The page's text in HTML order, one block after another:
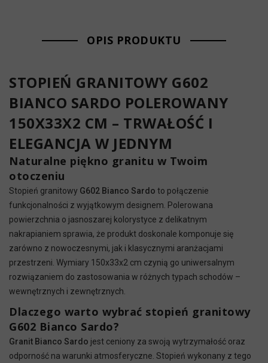
OPIS PRODUKTU
STOPIEŃ GRANITOWY G602
BIANCO SARDO POLEROWANY
150X33X2 CM – TRWAŁOŚĆ I
ELEGANCJA W JEDNYM
Naturalne piękno granitu w Twoim
otoczeniu
Stopień granitowy G602 Bianco Sardo to połączenie
funkcjonalności z wyjątkowym designem. Polerowana
powierzchnia o jasnoszarej kolorystyce z delikatnym
nakrapianiem sprawia, że produkt doskonale komponuje się
zarówno z nowoczesnymi, jak i klasycznymi aranżacjami
przestrzeni. Wymiary 150x33x2 cm czynią go uniwersalnym
rozwiązaniem do zastosowania w różnych typach schodów –
wewnętrznych i zewnętrznych.
Dlaczego warto wybrać stopień granitowy
G602 Bianco Sardo?
Granit Bianco Sardo jest ceniony za swoją wytrzymałość oraz
odporność na warunki atmosferyczne. Stopień wykonany z tego